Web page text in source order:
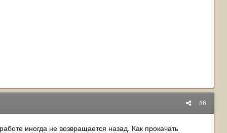
#6
иногда не возвращается назад. Как прокачать